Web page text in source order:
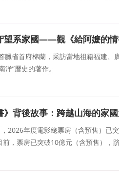
望系家國——觀《給阿嬷的
臘省首府棉蘭，采訪當地祖籍福建、
”曆史的著作。
背後故事：跨越山海的家
2026年度電影總票房（含預售）已
，票房已突破10億元（含預售），